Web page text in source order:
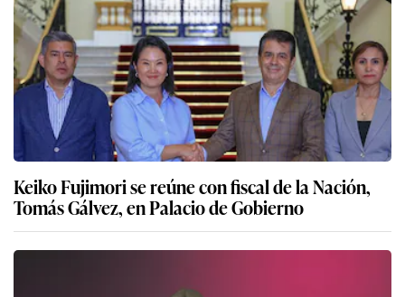
Keiko Fujimori se reúne con fiscal de la Nación,
Tomás Gálvez, en Palacio de Gobierno